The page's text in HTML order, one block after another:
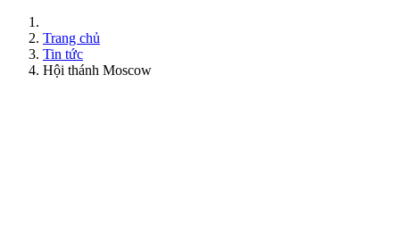
Trang chủ
Tin tức
Hội thánh Moscow